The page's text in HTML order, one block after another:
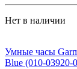
Нет в наличии
Умные часы
Blue (010-03920-